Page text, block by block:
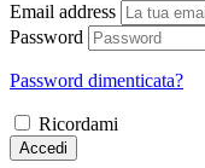
Email address
Password
Password dimenticata?
Ricordami
Accedi